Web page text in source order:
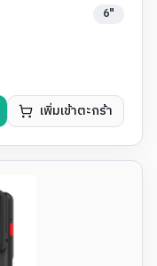
6"
เพิ่มเข้าตะกร้า